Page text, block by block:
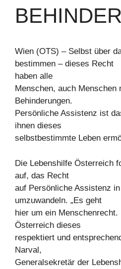
Wien (OTS) – Selbst über
bestimmen – dieses Recht
haben alle
Menschen, auch Menschen
Behinderungen.
Persönliche Assistenz ist
ihnen dieses
selbstbestimmte Leben
Die Lebenshilfe Österreich
auf, das Recht
auf Persönliche Assistenz
umzuwandeln. „Es geht
hier um ein
Österreich dieses
respektiert und
Narval,
Generalsekretär der